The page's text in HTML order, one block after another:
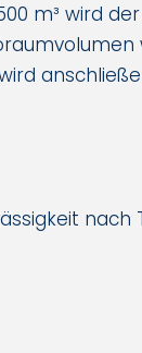
m³ wird
nach